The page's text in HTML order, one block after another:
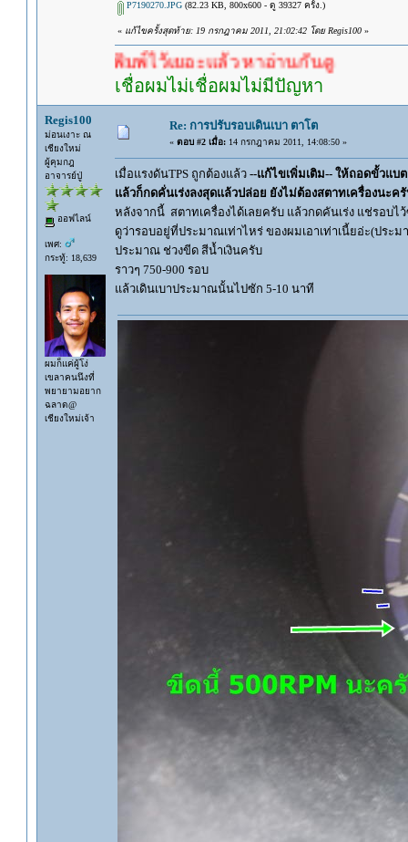
P7190270.JPG(82.23 KB, 800x600 - ดู 39327 ครั้ง.)
« แก้ไขครั้งสุดท้าย: 19 กรกฎาคม 2011, 21:02:42 โดย Regis100»
ว้เยอะแล้ว หาอ่านกันดู
เชื่อผมไม่เชื่อผมไม่มีปัญหา
Regis100
ม่อนเงาะ ณ
เชียงใหม่
ผู้คุมกฎ
อาจารย์ปู่
ออฟไลน์
เพศ:
กระทู้: 18,639
ผมก็แค่ผู้โง่
เขลาคนนึงที่
พยายามอยาก
ฉลาด@
เชียงใหม่เจ้า
Re: การปรับรอบเดินเบา ตาโต
« ตอบ #2 เมื่อ:14 กรกฎาคม 2011, 14:08:50 »
เมื่อแรงดันTPS ถูกต้องแล้ว --แก้ไขเพิ่มเติม-- ให้ถอดขั้วแบ
แล้วก็กดคั่นเร่งลงสุดแล้วปล่อย ยังไม่ต้องสตาทเครื่องนะครั
หลังจากนี้ สตาทเครื่องได้เลยครับ แล้วกดคันเร่ง แช่รอบ
ดูว่ารอบอยู่ที่ประมาณเท่าไหร่ ของผมเอาเท่าเนี้ยอ่ะ(ปร
ประมาณ ช่วงขีด สีน้ำเงินครับ
ราวๆ 750-900 รอบ
แล้วเดินเบาประมาณนั้นไปซัก 5-10 นาที